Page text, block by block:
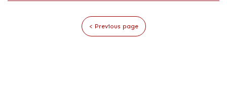
< Previous page